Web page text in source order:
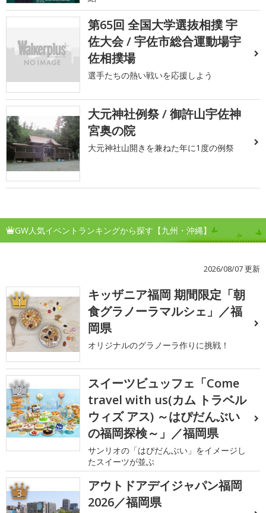
第65回 全国大学選抜相撲 宇
佐大会 / 宇佐市総合運動場宇
佐相撲場
選手たちの熱い戦いを応援しよう
大元神社例祭 / 御許山宇佐神
宮奥の院
大元神社山開きを兼ねた年に1度の例祭
GW人気イベントランキングから探す【九州・沖縄】
2026/08/07 更新
1
キッザニア福岡 期間限定「朝
食グラノーラマルシェ」／福
岡県
オリジナルのグラノーラ作りに挑戦！
2
スイーツビュッフェ「Come
travel with us(カム トラベル
ウィズ アス) ～はぴだんぶい
の福岡探検～」／福岡県
サンリオの「はぴだんぶい」をイメージし
たスイーツが並ぶ
3
アウトドアデイジャパン福岡
2026／福岡県